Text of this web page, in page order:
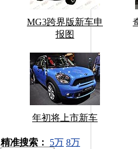
MG3跨界版新车申
报图
年初将上市新车
车型搜索：
精准搜索： 5万 8万